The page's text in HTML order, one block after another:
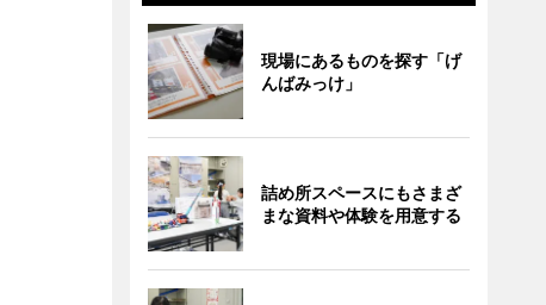
現場にあるものを探す「げ
んばみっけ」
詰め所スペースにもさまざ
まな資料や体験を用意する